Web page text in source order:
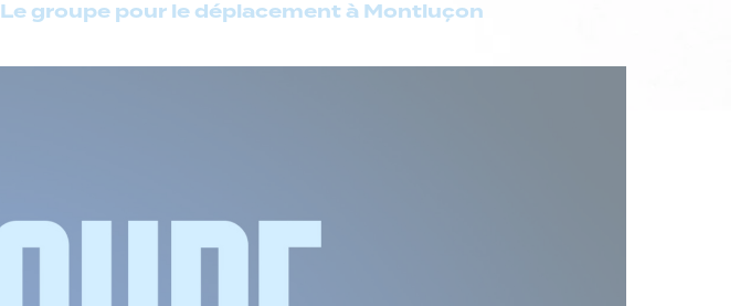
Le groupe pour le déplacement à Montluçon